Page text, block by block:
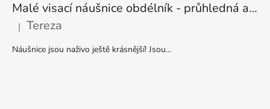
Malé visací náušnice obdélník - průhledná a stříbrná
Hodnocení produktu je 5 z 5 hvězdiček.
| Tereza
Náušnice jsou naživo ještě krásnější! Jsou...